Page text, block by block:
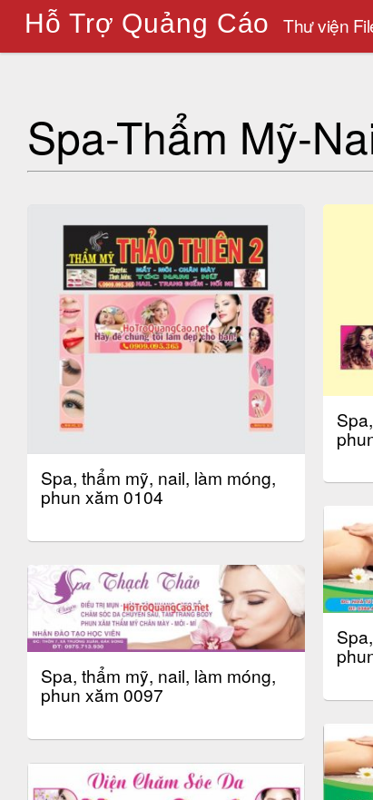
Hỗ Trợ Quảng Cáo Thư viện
Spa-Thẩm Mỹ-
Spa, thẩm mỹ, nail, làm móng,
phun xăm 0104
Spa, thẩm mỹ, nail, làm móng,
phun xăm 0097